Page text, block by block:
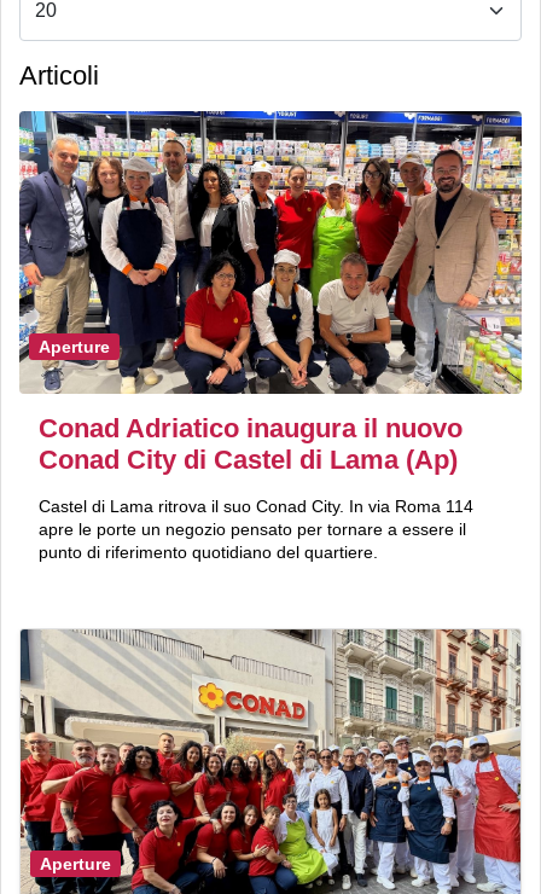
Articoli
Aperture
Conad Adriatico inaugura il nuovo
Conad City di Castel di Lama (Ap)
Castel di Lama ritrova il suo Conad City. In via Roma 114
apre le porte un negozio pensato per tornare a essere il
punto di riferimento quotidiano del quartiere.
Aperture